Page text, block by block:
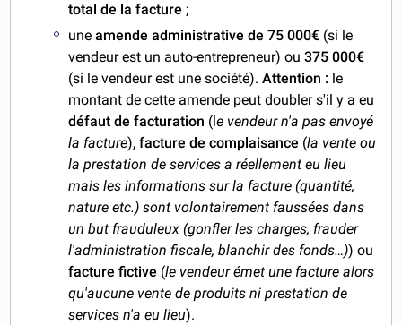
total de la facture ;
une amende administrative de 75 000€ (si le
vendeur est un auto-entrepreneur) ou375 000€
(si le vendeur est une société).Attention : le
montant de cette amende peut doubler s'il y a eu
défaut de facturation (le vendeur n'a pas envoyé
la facture),facture de complaisance (la vente ou
la prestation de services a réellement eu lieu
mais les informations sur la facture (quantité,
nature etc.) sont volontairement faussées dans
un but frauduleux (gonfler les charges, frauder
l'administration fiscale, blanchir des fonds…)) ou
facture fictive (le vendeur émet une facture alors
qu'aucune vente de produits ni prestation de
services n'a eu lieu).